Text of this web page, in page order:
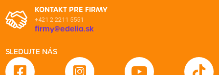
KONTAKT PRE FIRMY
+421 2 2211 5551
firmy@edelia.sk
SLEDUJTE NÁS